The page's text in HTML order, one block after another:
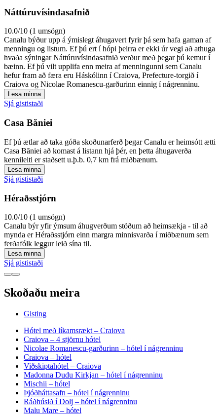
Náttúruvísindasafnið
10.0/10 (1 umsögn)
Canalu býður upp á ýmislegt áhugavert fyrir þá sem hafa gaman af
menningu og listum. Ef þú ert í hópi þeirra er ekki úr vegi að athuga
hvaða sýningar Náttúruvísindasafnið verður með þegar þú kemur í
bæinn. Ef þú vilt upplifa enn meira af menningunni sem Canalu
hefur fram að færa eru Háskólinn í Craiova, Prefecture-torgið í
Craiova og Nicolae Romanescu-garðurinn einnig í nágrenninu.
Lesa minna
Sjá gististaði
Casa Băniei
Ef þú ætlar að taka góða skoðunarferð þegar Canalu er heimsótt ætti
Casa Băniei að komast á listann hjá þér, en þetta áhugaverða
kennileiti er staðsett u.þ.b. 0,7 km frá miðbænum.
Lesa minna
Sjá gististaði
Héraðsstjórn
10.0/10 (1 umsögn)
Canalu býr yfir ýmsum áhugverðum stöðum að heimsækja - til að
mynda er Héraðsstjórn einn margra minnisvarða í miðbænum sem
ferðafólk leggur leið sína til.
Lesa minna
Sjá gististaði
Skoðaðu meira
Gisting
Hótel með líkamsrækt – Craiova
Craiova – 4 stjörnu hótel
Nicolae Romanescu-garðurinn – hótel í nágrenninu
Craiova – hótel
Viðskiptahótel – Craiova
Madonna Dudu Kirkjan – hótel í nágrenninu
Mischii – hótel
Þjóðháttasafn – hótel í nágrenninu
Ráðhúsið í Dolj – hótel í nágrenninu
Malu Mare – hótel